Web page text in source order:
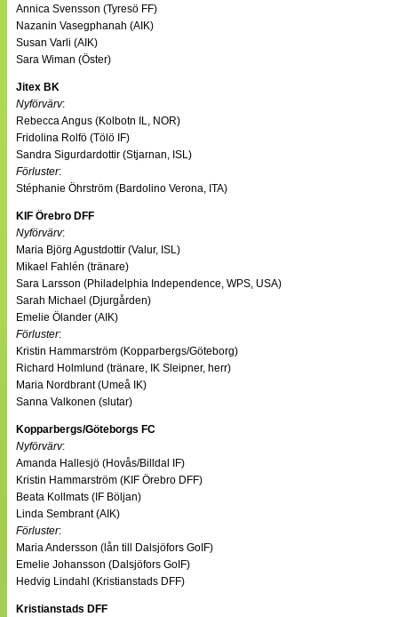
Annica Svensson (Tyresö FF)
Nazanin Vasegphanah (AIK)
Susan Varli (AIK)
Sara Wiman (Öster)
Jitex BK
Nyförvärv:
Rebecca Angus (Kolbotn IL, NOR)
Fridolina Rolfö (Tölö IF)
Sandra Sigurdardottir (Stjarnan, ISL)
Förluster:
Stéphanie Öhrström (Bardolino Verona, ITA)
KIF Örebro DFF
Nyförvärv:
Maria Björg Agustdottir (Valur, ISL)
Mikael Fahlén (tränare)
Sara Larsson (Philadelphia Independence, WPS, USA)
Sarah Michael (Djurgården)
Emelie Ölander (AIK)
Förluster:
Kristin Hammarström (Kopparbergs/Göteborg)
Richard Holmlund (tränare, IK Sleipner, herr)
Maria Nordbrant (Umeå IK)
Sanna Valkonen (slutar)
Kopparbergs/Göteborgs FC
Nyförvärv:
Amanda Hallesjö (Hovås/Billdal IF)
Kristin Hammarström (KIF Örebro DFF)
Beata Kollmats (IF Böljan)
Linda Sembrant (AIK)
Förluster:
Maria Andersson (lån till Dalsjöfors GoIF)
Emelie Johansson (Dalsjöfors GoIF)
Hedvig Lindahl (Kristianstads DFF)
Kristianstads DFF